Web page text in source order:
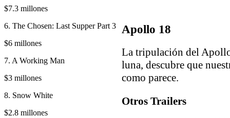
$7.3 millones
6. The Chosen: Last Supper Part 3
$6 millones
7. A Working Man
$3 millones
8. Snow White
$2.8 millones
Apollo 18
La tripulación del
luna, descubre que
como parece.
Otros Trailers